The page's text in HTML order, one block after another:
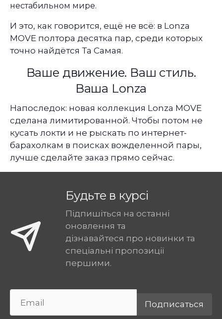
нестабильном мире.
И это, как говорится, ещё не всё: в Lonza
MOVE полтора десятка пар, среди которых
точно найдётся Та Самая.
Ваше движение. Ваш стиль.
Ваша Lonza
Напоследок: новая коллекция Lonza MOVE
сделана лимитированной. Чтобы потом не
кусать локти и не рыскать по интернет-
барахолкам в поисках вожделенной пары,
лучше сделайте заказ прямо сейчас.
Будьте в курсі
Підпишіться на останні
оновлення та
дізнавайтеся про новинки та
спеціальні пропозиції
першими.
Подписаться